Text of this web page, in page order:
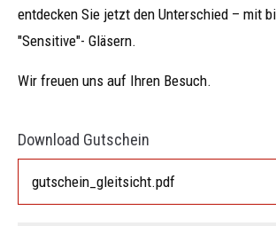
entdecken Sie jetzt den Unterschied – mit
"Sensitive"- Gläsern.
Wir freuen uns auf Ihren Besuch.
Download Gutschein
gutschein_gleitsicht.pdf